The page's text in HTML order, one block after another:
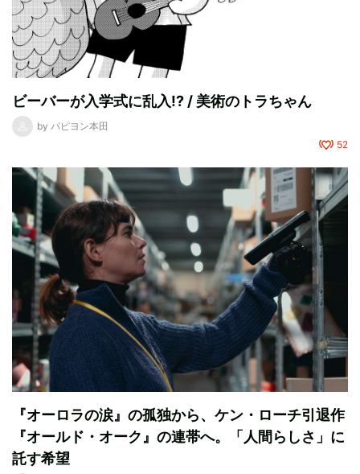
ビーバーが入学式に乱入!? / 美術のトラちゃん
by パピヨン本田
52
『オーロラの涙』の孤独から、ケン・ローチ引退作
『オールド・オーク』の連帯へ。「人間らしさ」に
託す希望